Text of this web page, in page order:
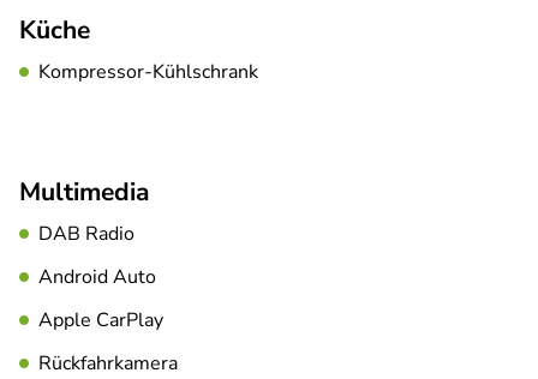
Küche
Kompressor-Kühlschrank
Multimedia
DAB Radio
Android Auto
Apple CarPlay
Rückfahrkamera